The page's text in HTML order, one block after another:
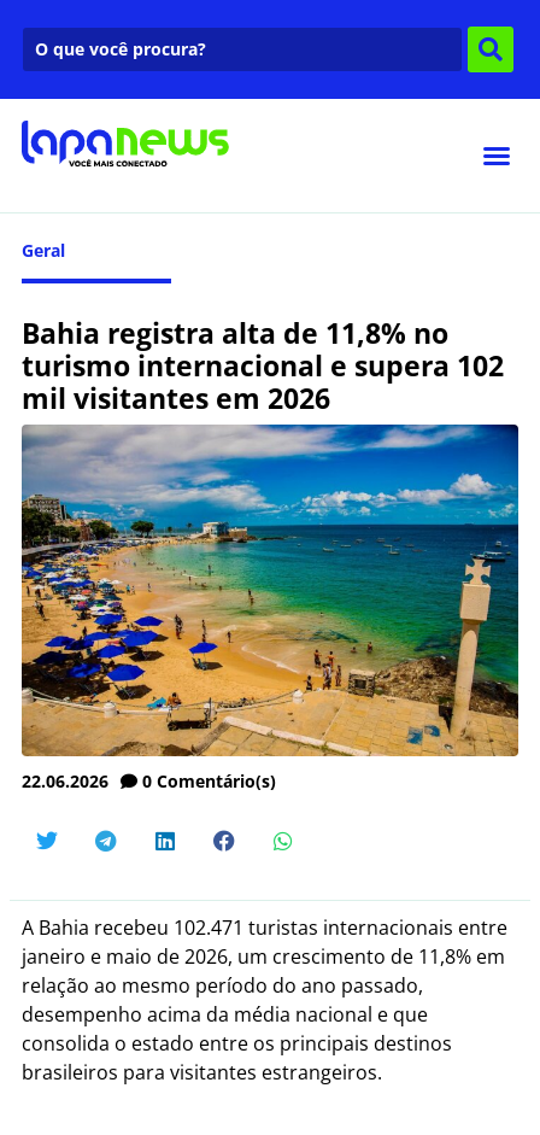
Geral
Bahia registra alta de 11,8% no
turismo internacional e supera 102
mil visitantes em 2026
22.06.2026 0 Comentário(s)
A Bahia recebeu 102.471 turistas internacionais entre
janeiro e maio de 2026, um crescimento de 11,8% em
relação ao mesmo período do ano passado,
desempenho acima da média nacional e que
consolida o estado entre os principais destinos
brasileiros para visitantes estrangeiros.